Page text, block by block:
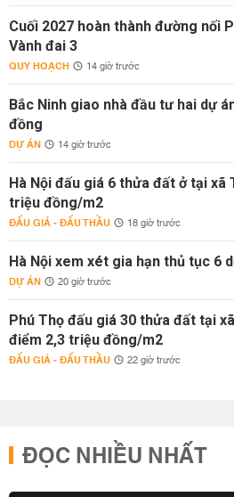
Cuối 2027 hoàn thành đường nối
Vành đai 3
QUY HOẠCH 14 giờ trước
Bắc Ninh giao nhà đầu tư hai dự
đồng
DỰ ÁN 14 giờ trước
Hà Nội đấu giá 6 thửa đất ở tại xã
triệu đồng/m2
ĐẤU GIÁ - ĐẤU THẦU 18 giờ trước
Hà Nội xem xét gia hạn thủ tục 6
DỰ ÁN 20 giờ trước
Phú Thọ đấu giá 30 thửa đất tại
điểm 2,3 triệu đồng/m2
ĐẤU GIÁ - ĐẤU THẦU 22 giờ trước
ĐỌC NHIỀU NHẤT